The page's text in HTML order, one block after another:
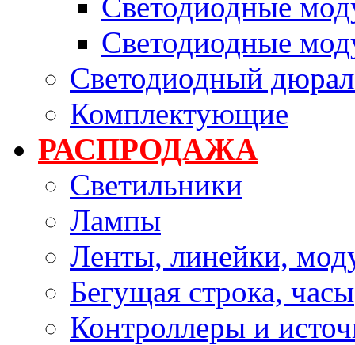
Светодиодные
Светодиодный
Комплектующие
РАСПРОДАЖА
Светильники
Лампы
Ленты, линейки,
Бегущая строка, часы
Контроллеры и